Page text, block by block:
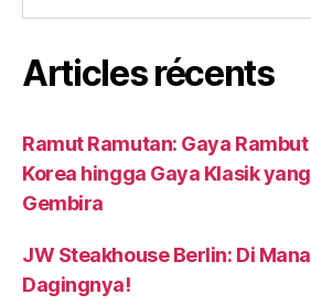
Articles récents
Ramut Ramutan: Gaya
Korea hingga Gaya Klasik
Gembira
JW Steakhouse Berlin: Di
Dagingnya!